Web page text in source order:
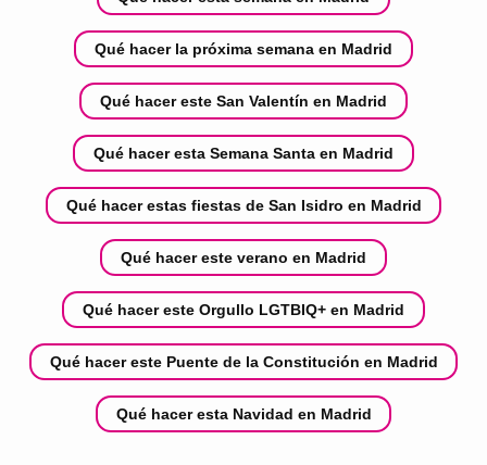
Qué hacer la próxima semana en Madrid
Qué hacer este San Valentín en Madrid
Qué hacer esta Semana Santa en Madrid
Qué hacer estas fiestas de San Isidro en Madrid
Qué hacer este verano en Madrid
Qué hacer este Orgullo LGTBIQ+ en Madrid
Qué hacer este Puente de la Constitución en Madrid
Qué hacer esta Navidad en Madrid